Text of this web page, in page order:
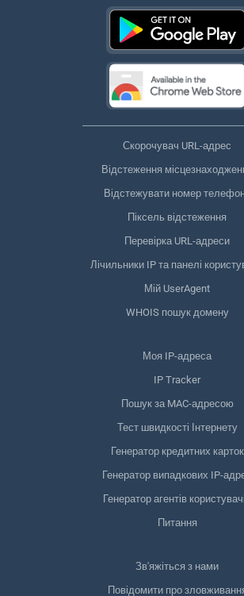
Скорочувач URL-адрес
Відстеження
Відстежувати номер
Піксель відстеження
Перевірка URL-адреси
Лічильники IP та панелі
Мій UserAgent
WHOIS пошук домену
Моя IP-адреса
IP Tracker
Пошук за MAC-адресою
Тест швидкості Інтернету
Генератор кредитних карток
Генератор випадкових IP-
Генератор агентів
Питання
Зв'яжіться з нами
Повідомити про